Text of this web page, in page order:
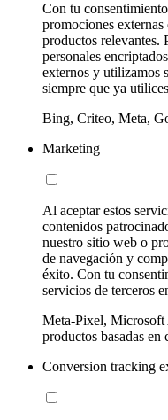
Con tu
promociones
productos relevantes.
personales
externos y utilizamos
siempre que ya
Bing, Criteo, Meta,
Marketing
Al aceptar estos
contenidos
nuestro sitio web o
de navegación y
éxito. Con tu
servicios de terceros
Meta-Pixel, Microsoft
productos basadas
Conversion tracking